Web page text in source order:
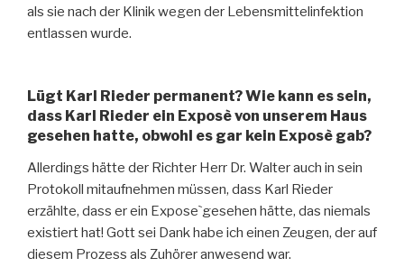
als sie nach der Klinik wegen der Lebensmittelinfektion
entlassen wurde.
Lügt Karl Rieder permanent? Wie kann es sein,
dass Karl Rieder ein Exposè von unserem Haus
gesehen hatte, obwohl es gar kein Exposè gab?
Allerdings hätte der Richter Herr Dr. Walter auch in sein
Protokoll mitaufnehmen müssen, dass Karl Rieder
erzählte, dass er ein Expose`gesehen hätte, das niemals
existiert hat! Gott sei Dank habe ich einen Zeugen, der auf
diesem Prozess als Zuhörer anwesend war.